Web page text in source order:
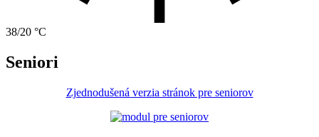
38/20 °C
Seniori
Zjednodušená verzia stránok pre seniorov